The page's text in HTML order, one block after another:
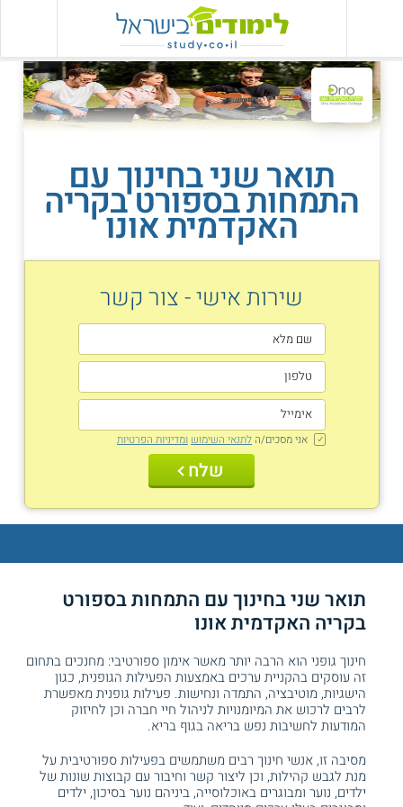
תואר שני בחינוך עם
התמחות בספורט בקריה
האקדמית אונו
שירות אישי - צור קשר
אני מסכים/ה לתנאי השימוש ומדיניות הפרטיות
שלח
תואר שני בחינוך עם התמחות בספורט
בקריה האקדמית אונו
חינוך גופני הוא הרבה יותר מאשר אימון ספורטיבי: מחנכים בתחום
זה עוסקים בהקניית ערכים באמצעות הפעילות הגופנית, כגון
הישגיות, מוטיבציה, התמדה ונחישות. פעילות גופנית מאפשרת
לרבים לרכוש את המיומנויות לניהול חיי חברה וכן לחיזוק
המודעות לחשיבות נפש בריאה בגוף בריא.
מסיבה זו, אנשי חינוך רבים משתמשים בפעילות ספורטיבית על
מנת לגבש קהילות, וכן ליצור קשר וחיבור עם קבוצות שונות של
ילדים, נוער ומבוגרים באוכלוסייה, ביניהם נוער בסיכון, ילדים